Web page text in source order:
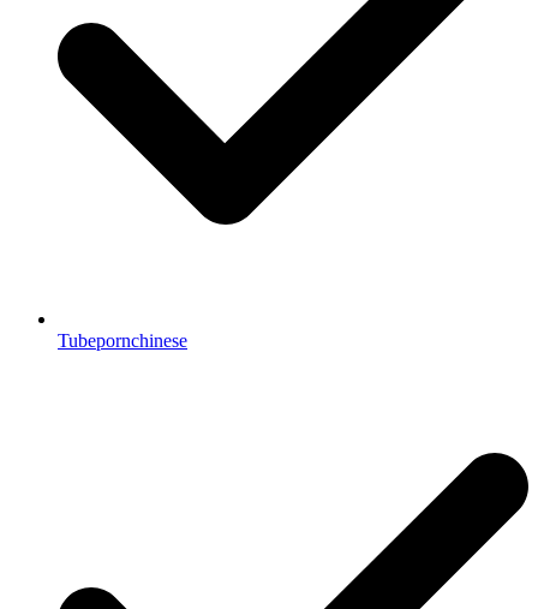
Tubepornchinese